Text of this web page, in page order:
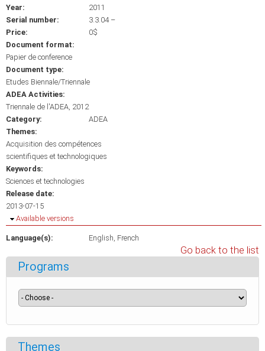
Year:
2011
Serial number:
3.3.04 –
Price:
0$
Document format:
Papier de conference
Document type:
Etudes Biennale/Triennale
ADEA Activities:
Triennale de l'ADEA, 2012
Category:
ADEA
Themes:
Acquisition des compétences
scientifiques et technologiques
Keywords:
Sciences et technologies
Release date:
2013-07-15
Hide
Available versions
Language(s): English French
Go back to the list
Programs
Themes